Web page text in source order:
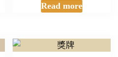
Read more